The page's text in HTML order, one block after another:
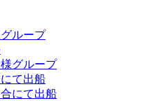
ループ
グループ
て出船
にて出船